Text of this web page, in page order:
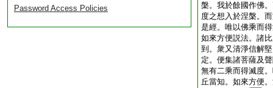
Password Access Policies
槃。我於餘國作佛
度之想入於涅槃。
是經。唯以佛乘而
如來方便説法。諸
到。衆又清淨信解
定。便集諸菩薩及
無有二乘而得滅度
丘當知。如來方便